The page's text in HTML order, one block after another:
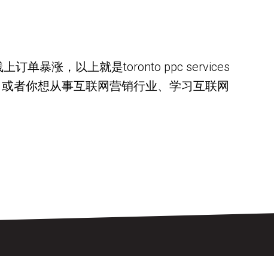
订单暴涨，以上就是toronto ppc services
者你想从事互联网营销行业、学习互联网